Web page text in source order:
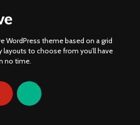
WordPress theme based on a grid
layouts to choose from you’ll have
no time.